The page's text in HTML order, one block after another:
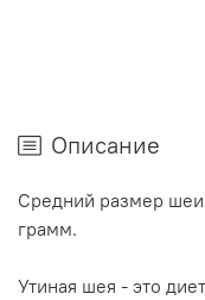
Описание
Средний размер шеи
грамм.
Утиная шея - это